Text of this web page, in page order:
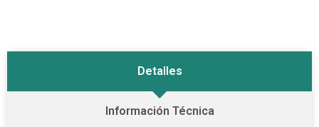
Detalles
Información Técnica